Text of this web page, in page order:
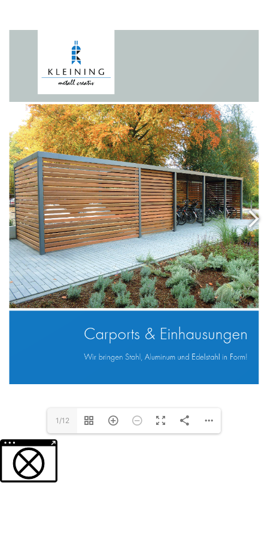
1/12
Weitere Informationen über den gesperrten Inhalt.